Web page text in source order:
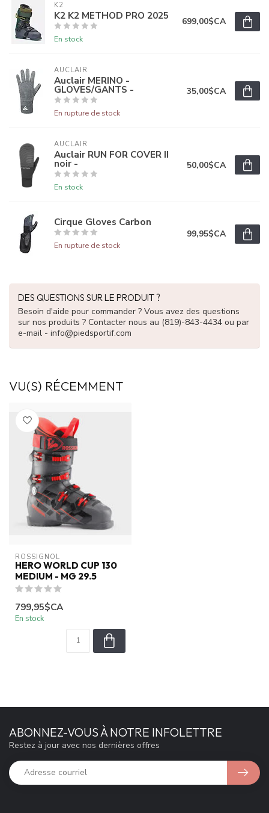
K2
K2 K2 METHOD PRO 2025
En stock
699,00$CA
AUCLAIR
Auclair MERINO -
GLOVES/GANTS -
En rupture de stock
35,00$CA
AUCLAIR
Auclair RUN FOR COVER II
noir -
En stock
50,00$CA
Cirque Gloves Carbon
En rupture de stock
99,95$CA
DES QUESTIONS SUR LE PRODUIT ?
Besoin d'aide pour commander ? Vous avez des questions
sur nos produits ? Contacter nous au (819)-843-4434 ou par
e-mail - info@piedsportif.com
VU(S) RÉCEMMENT
ROSSIGNOL
HERO WORLD CUP 130
MEDIUM - MG 29.5
799,95$CA
En stock
ABONNEZ-VOUS À NOTRE INFOLETTRE
Restez à jour avec nos dernières offres